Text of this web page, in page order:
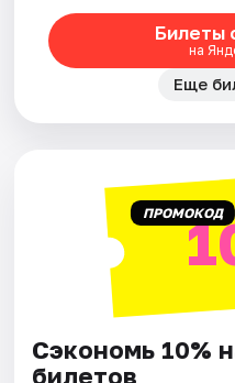
Билеты
на
Еще
ПРОМОКОД
Сэкономь 10%
билетов